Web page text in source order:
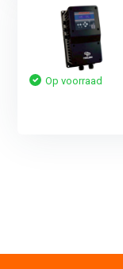
Op voorraad